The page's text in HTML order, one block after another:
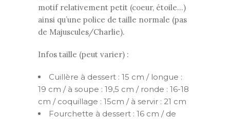
motif relativement petit (coeur, étoile…)
ainsi qu’une police de taille normale (pas
de Majuscules/Charlie).
Infos taille (peut varier) :
Cuillère à dessert : 15 cm / longue :
19 cm / à soupe : 19,5 cm / ronde : 16-18
cm / coquillage : 15cm / à servir : 21 cm
Fourchette à dessert : 16 cm / de